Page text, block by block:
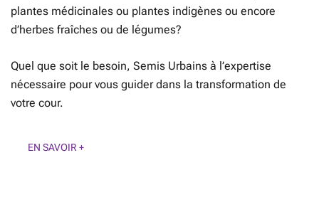
plantes médicinales ou plantes indigènes ou encore
d’herbes fraîches ou de légumes?
Quel que soit le besoin, Semis Urbains à l’expertise
nécessaire pour vous guider dans la transformation de
votre cour.
EN SAVOIR +